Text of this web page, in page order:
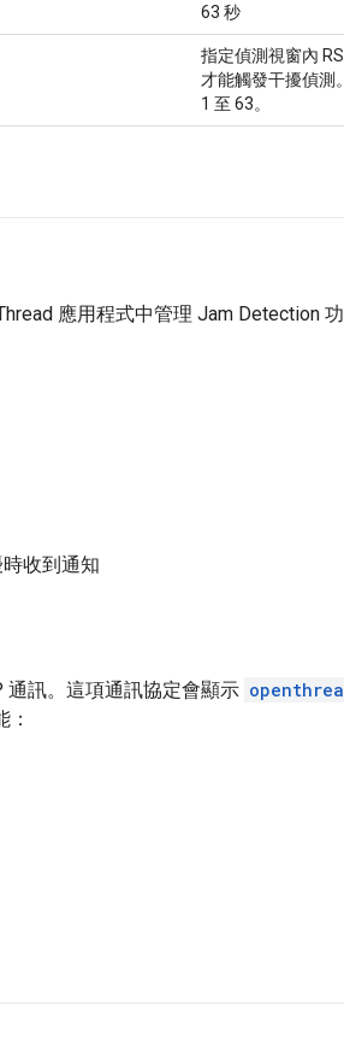
63 秒
指定偵測視窗內
才能觸發干擾偵測
1 至 63。
應用程式中管理 Jam Detection
收到通知
通訊。這項通訊協定會顯示